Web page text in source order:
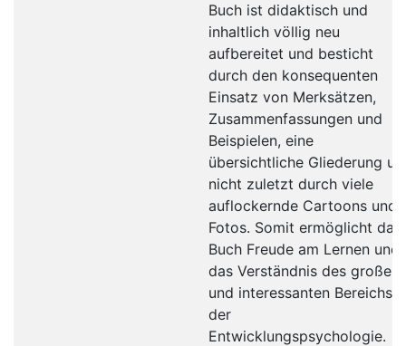
Buch ist didaktisch und
inhaltlich völlig neu
aufbereitet und besticht
durch den konsequenten
Einsatz von Merksätzen,
Zusammenfassungen und
Beispielen, eine
übersichtliche Gliederung
nicht zuletzt durch viele
auflockernde Cartoons und
Fotos. Somit ermöglicht das
Buch Freude am Lernen und
das Verständnis des großen
und interessanten Bereichs
der
Entwicklungspsychologie.